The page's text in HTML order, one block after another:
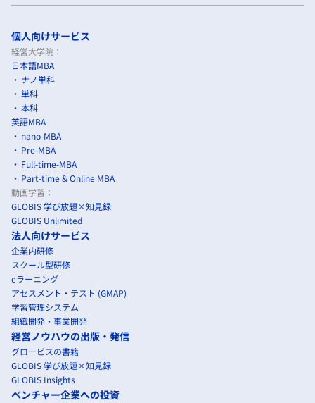
個人向けサービス
経営大学院：
日本語MBA
ナノ単科
単科
本科
英語MBA
nano-MBA
Pre-MBA
Full-time-MBA
Part-time & Online MBA
動画学習：
GLOBIS 学び放題×知見録
GLOBIS Unlimited
法人向けサービス
企業内研修
スクール型研修
eラーニング
アセスメント・テスト (GMAP)
学習管理システム
組織開発・事業開発
経営ノウハウの出版・発信
グロービスの書籍
GLOBIS 学び放題×知見録
GLOBIS Insights
ベンチャー企業への投資